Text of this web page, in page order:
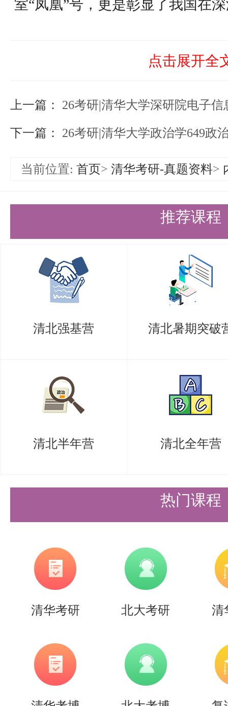
室“凤凰”号，更是彰显了我国在
蔡中华研究员：在海洋微生物生
对于理解海洋生态系统的运行机
王晓浩研究员：作为海洋工程研
备制造等多个方面，为海洋技术
就业前景展望
清华深研院海洋技术与工程专业
业知识与丰富的实践经验，在就
力。他们不仅可以在海洋工程设
上保险等行业，甚至在科研院所
作。此外，在渔业机械、石油、
和科研岗位上，他们同样能够凭
盛世清北，始终致力于为清北学
实现自己的学术与职业梦想。
以上是关于【26考研|清华大学深
术与工程）考研备考资料】的内
清北的同学们节约时间，提高上
需要说的是，考清北竞争大，压
点击展开全
上一篇： 26考研|清华大学深研院电子信息（
下一篇： 26考研|清华大学政治学649政
当前位置: 首页> 清华考研-真题资料>
推荐课程
清北强基营 清北暑期突破
清北半年营 清北全年营
热门课程
清华考研 北大考研 清